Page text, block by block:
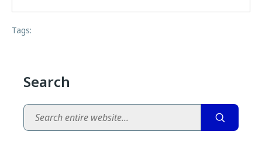
Tags:
Search
Search